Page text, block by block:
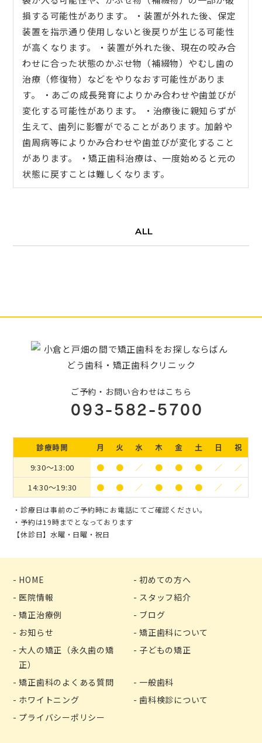
損する可能性があります。 ・装置が外れた後、保定
装置を指示通り使用しないと後戻りが生じる可能性
が高くなります。 ・装置が外れた後、現在の咬み合
わせに合った状態のかぶせ物（補綴物）やむし歯の
治療（修復物）などをやりなおす可能性がありま
す。 ・あごの成長発育によりかみ合わせや歯並びが
変化する可能性があります。 ・治療後に親知らずが
生えて、歯列に影響がでることがあります。加齢や
歯周病等によりかみ合わせや歯並びが変化すること
があります。 ・矯正歯科治療は、一度始めると元の
状態に戻すことは難しくなります。
ALL
ご予約・お問い合わせはこちら
093-582-5700
診療時間 月 火 水 木 金 土 日 祝
9:30〜13:00 ● ● ／ ● ● ● ／
／
14:30〜19:30
● ● ／ ● ● ● ／ ／
・診療日は事前のご予約時にお電話にてご確認ください。
・予約は19時までとなっております
【休診日】水曜・日曜・祝日
HOME
初めての方へ
医院情報
スタッフ紹介
矯正治療例
ブログ
お知らせ
矯正歯科について
大人の矯正（永久歯の矯
正）
子どもの矯正
矯正歯科のよくある質問
一般歯科
ホワイトニング
歯科検診について
プライバシーポリシー